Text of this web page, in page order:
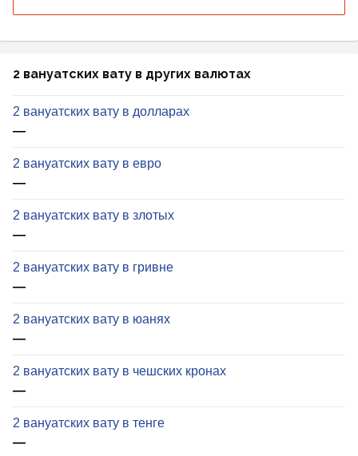
2 вануатских вату в других валютах
2 вануатских вату в долларах
—
2 вануатских вату в евро
—
2 вануатских вату в злотых
—
2 вануатских вату в гривне
—
2 вануатских вату в юанях
—
2 вануатских вату в чешских кронах
—
2 вануатских вату в тенге
—